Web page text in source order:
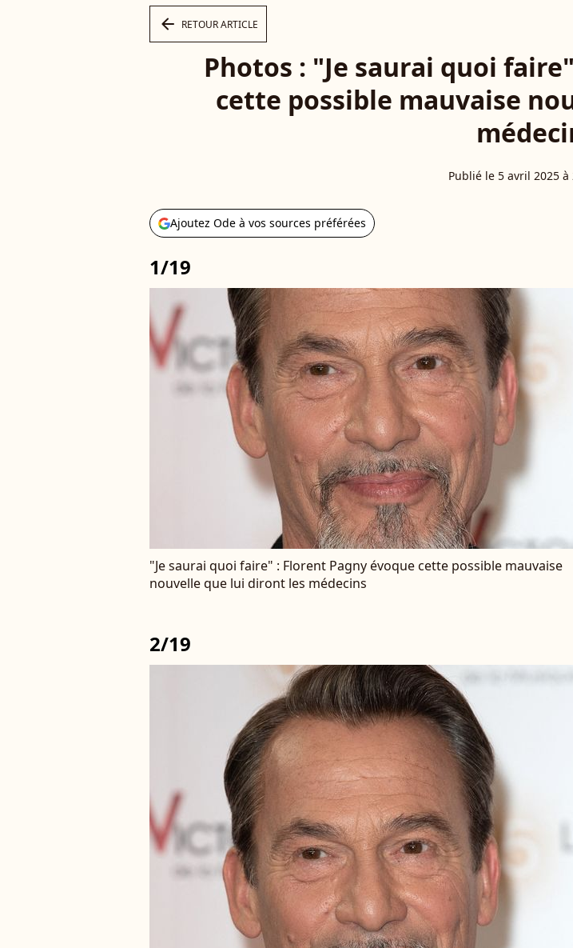
arrow_left RETOUR ARTICLE
Photos : "Je saurai quoi
cette possible mauvaise
Publié le 5 avril 2025 à
Ajoutez Ode à vos sources préférées
1/19
"Je saurai quoi faire" : Florent Pagny évoque cette possible mauvaise
nouvelle que lui diront les médecins
2/19